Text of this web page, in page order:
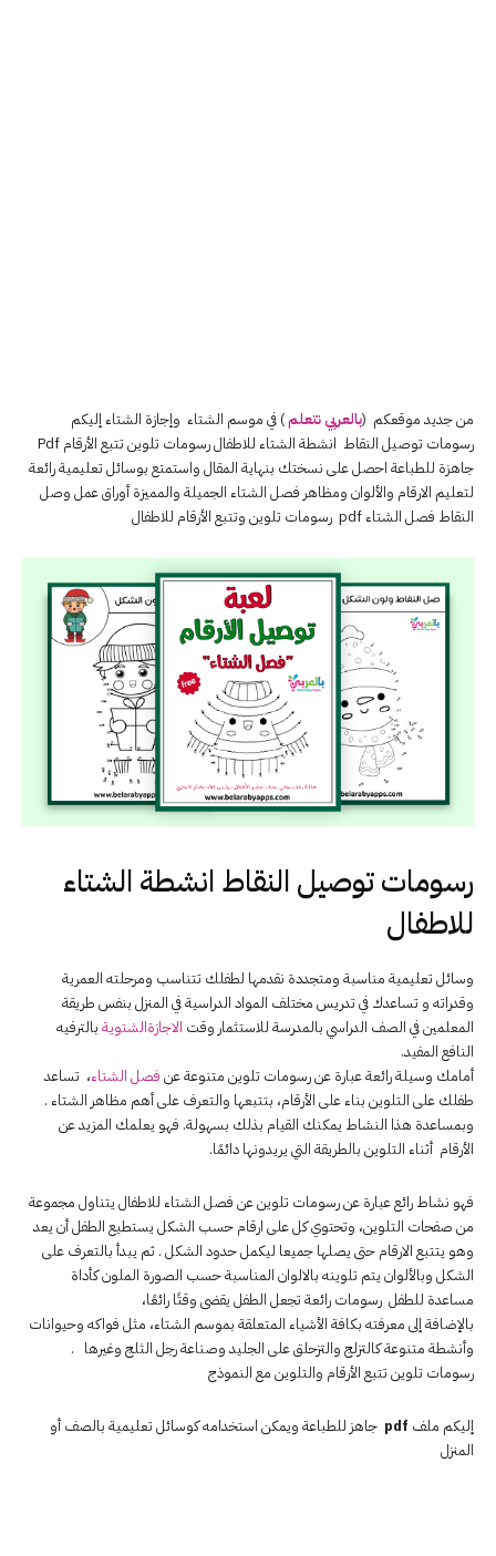
من جديد موقعكم (بالعربي نتعلم) في موسم الشتاء وإجازة الشتاء إليكم
رسومات توصيل النقاط انشطة الشتاء للاطفال رسومات تلوين تتبع الأرقام Pdf
جاهزة للطباعة احصل على نسختك بنهاية المقال واستمتع بوسائل تعليمية رائعة
لتعليم الارقام والألوان ومظاهر فصل الشتاء الجميلة والمميزة أوراق عمل وصل
النقاط فصل الشتاء pdf رسومات تلوين وتتبع الأرقام للاطفال
رسومات توصيل النقاط انشطة الشتاء
للاطفال
وسائل تعليمية مناسبة ومتجددة نقدمها لطفلك تتناسب ومرحلته العمرية
وقدراته و تساعدك في تدريس مختلف المواد الدراسية في المنزل بنفس طريقة
المعلمين في الصف الدراسي بالمدرسة للاستثمار وقت الاجازةالشتوية بالترفيه
النافع المفيد.
أمامك وسيلة رائعة عبارة عن رسومات تلوين متنوعة عن فصل الشتاء، تساعد
طفلك على التلوين بناء على الأرقام، بتتبعها والتعرف على أهم مظاهر الشتاء .
وبمساعدة هذا النشاط يمكنك القيام بذلك بسهولة. فهو يعلمك المزيد عن
الأرقام أثناء التلوين بالطريقة التي يريدونها دائمًا.
فهو نشاط رائع عبارة عن رسومات تلوين عن فصل الشتاء للاطفال يتناول مجموعة
من صفحات التلوين، وتحتوي كل على ارقام حسب الشكل يستطيع الطفل أن يعد
وهو يتتبع الارقام حتى يصلها جميعا ليكمل حدود الشكل . ثم يبدأ بالتعرف على
الشكل وبالألوان يتم تلوينه بالالوان المناسبة حسب الصورة الملون كأداة
مساعدة للطفل رسومات رائعة تجعل الطفل يقضى وقتًا رائعًا،
بالإضافة إلى معرفته بكافة الأشياء المتعلقة بموسم الشتاء، مثل فواكه وحيوانات
وأنشطة متنوعة كالتزلج والتزحلق على الجليد وصناعة رجل الثلج وغيرها .
رسومات تلوين تتبع الأرقام والتلوين مع النموذج
إليكم ملف pdf جاهز للطباعة ويمكن استخدامه كوسائل تعليمية بالصف أو
المنزل